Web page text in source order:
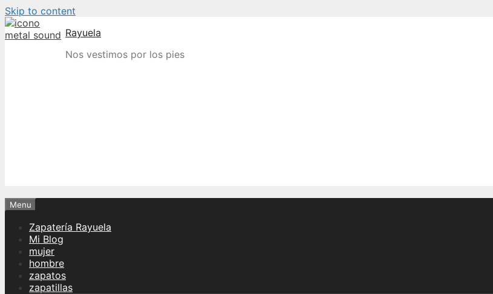
Skip to content
Rayuela
Nos vestimos por los pies
Menu
Zapatería Rayuela
Mi Blog
mujer
hombre
zapatos
zapatillas